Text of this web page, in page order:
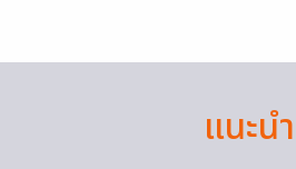
แนะนำ